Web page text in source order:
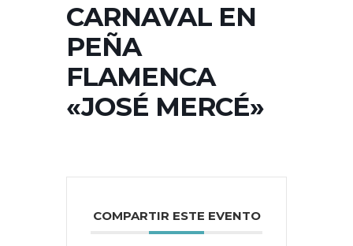
CARNAVAL EN
PEÑA
FLAMENCA
«JOSÉ MERCÉ»
COMPARTIR ESTE EVENTO